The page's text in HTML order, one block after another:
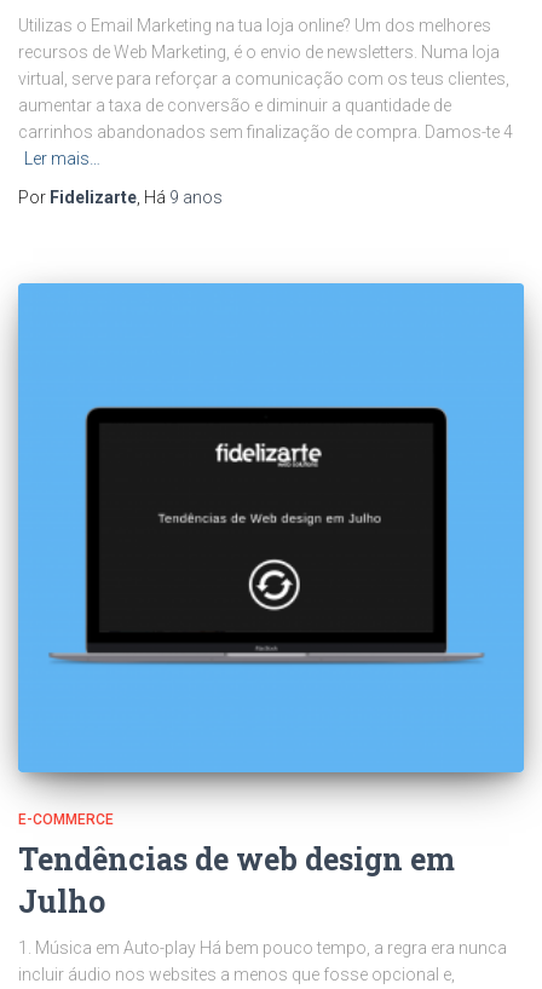
Utilizas o Email Marketing na tua loja online? Um dos melhores
recursos de Web Marketing, é o envio de newsletters. Numa loja
virtual, serve para reforçar a comunicação com os teus clientes,
aumentar a taxa de conversão e diminuir a quantidade de
carrinhos abandonados sem finalização de compra. Damos-te 4
Ler mais…
Por Fidelizarte , Há 9 anos
E-COMMERCE
Tendências de web design em
Julho
1. Música em Auto-play Há bem pouco tempo, a regra era nunca
incluir áudio nos websites a menos que fosse opcional e,